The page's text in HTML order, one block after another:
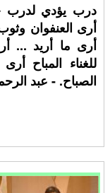
درب يؤدي لدرب
أرى العنفوان
أرى ما أريد ...
للغناء المباح
الصباح. - عبد